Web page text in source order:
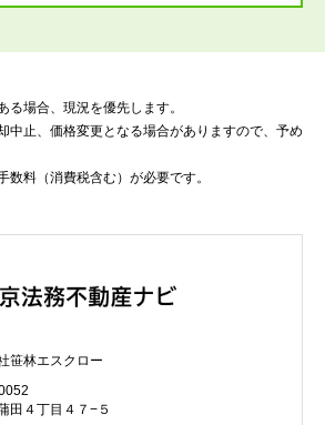
る場合、現況を優先します。
中止、価格変更となる場合がありますので、予め
数料（消費税含む）が必要です。
笹林エスクロー
田４丁目４７−５